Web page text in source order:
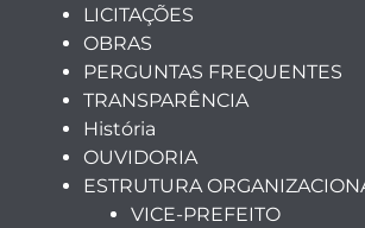
LICITAÇÕES
OBRAS
PERGUNTAS FREQUENTES
TRANSPARÊNCIA
História
OUVIDORIA
ESTRUTURA
VICE-PREFEITO